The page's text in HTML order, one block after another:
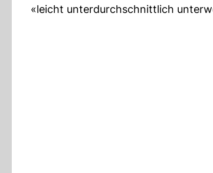
«leicht unterdurchschnittlich